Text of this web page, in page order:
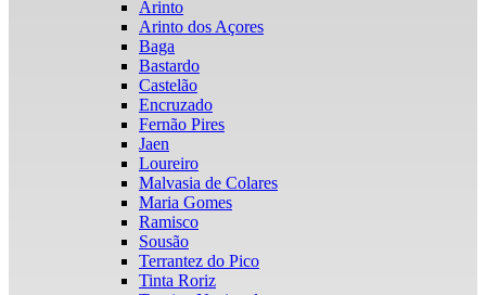
Arinto
Arinto dos Açores
Baga
Bastardo
Castelão
Encruzado
Fernão Pires
Jaen
Loureiro
Malvasia de Colares
Maria Gomes
Ramisco
Sousão
Terrantez do Pico
Tinta Roriz